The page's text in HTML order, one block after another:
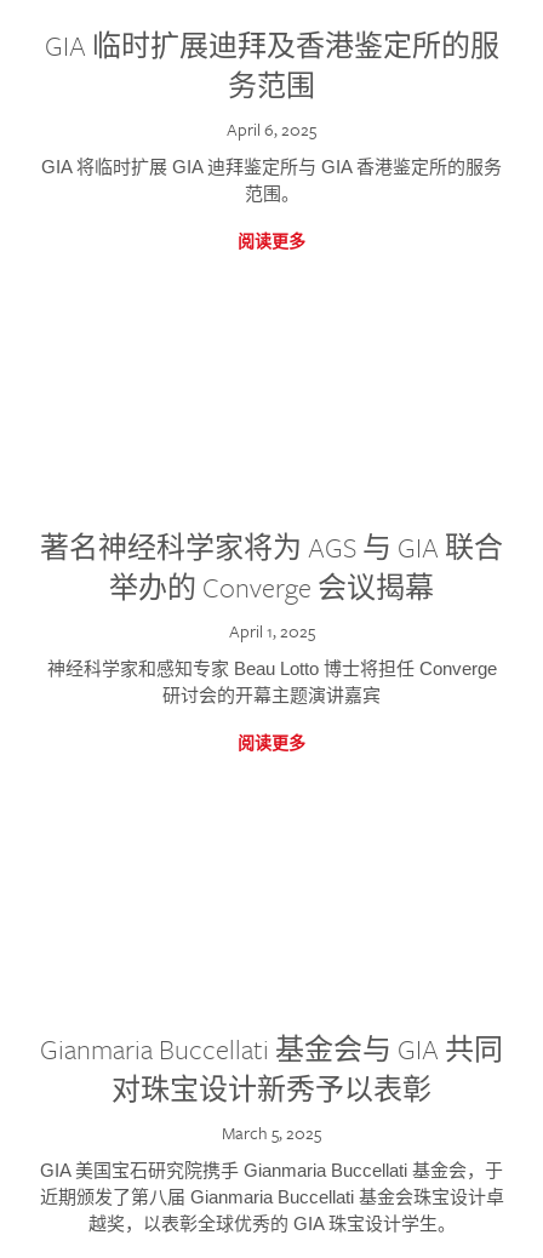
GIA 临时扩展迪拜及香港鉴定所的服
务范围
April 6, 2025
GIA 将临时扩展 GIA 迪拜鉴定所与 GIA 香港鉴定所的服务
范围。
阅读更多
著名神经科学家将为 AGS 与 GIA 联合
举办的 Converge 会议揭幕
April 1, 2025
神经科学家和感知专家 Beau Lotto 博士将担任 Converge
研讨会的开幕主题演讲嘉宾
阅读更多
Gianmaria Buccellati 基金会与 GIA 共同
对珠宝设计新秀予以表彰
March 5, 2025
GIA 美国宝石研究院携手 Gianmaria Buccellati 基金会，于
近期颁发了第八届 Gianmaria Buccellati 基金会珠宝设计卓
越奖，以表彰全球优秀的 GIA 珠宝设计学生。